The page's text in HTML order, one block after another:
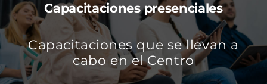
MATRÍCULA Y PAGOS
CONTACTO
Capacitaciones presenciales
Capacitaciones que se llevan a
cabo en el Centro